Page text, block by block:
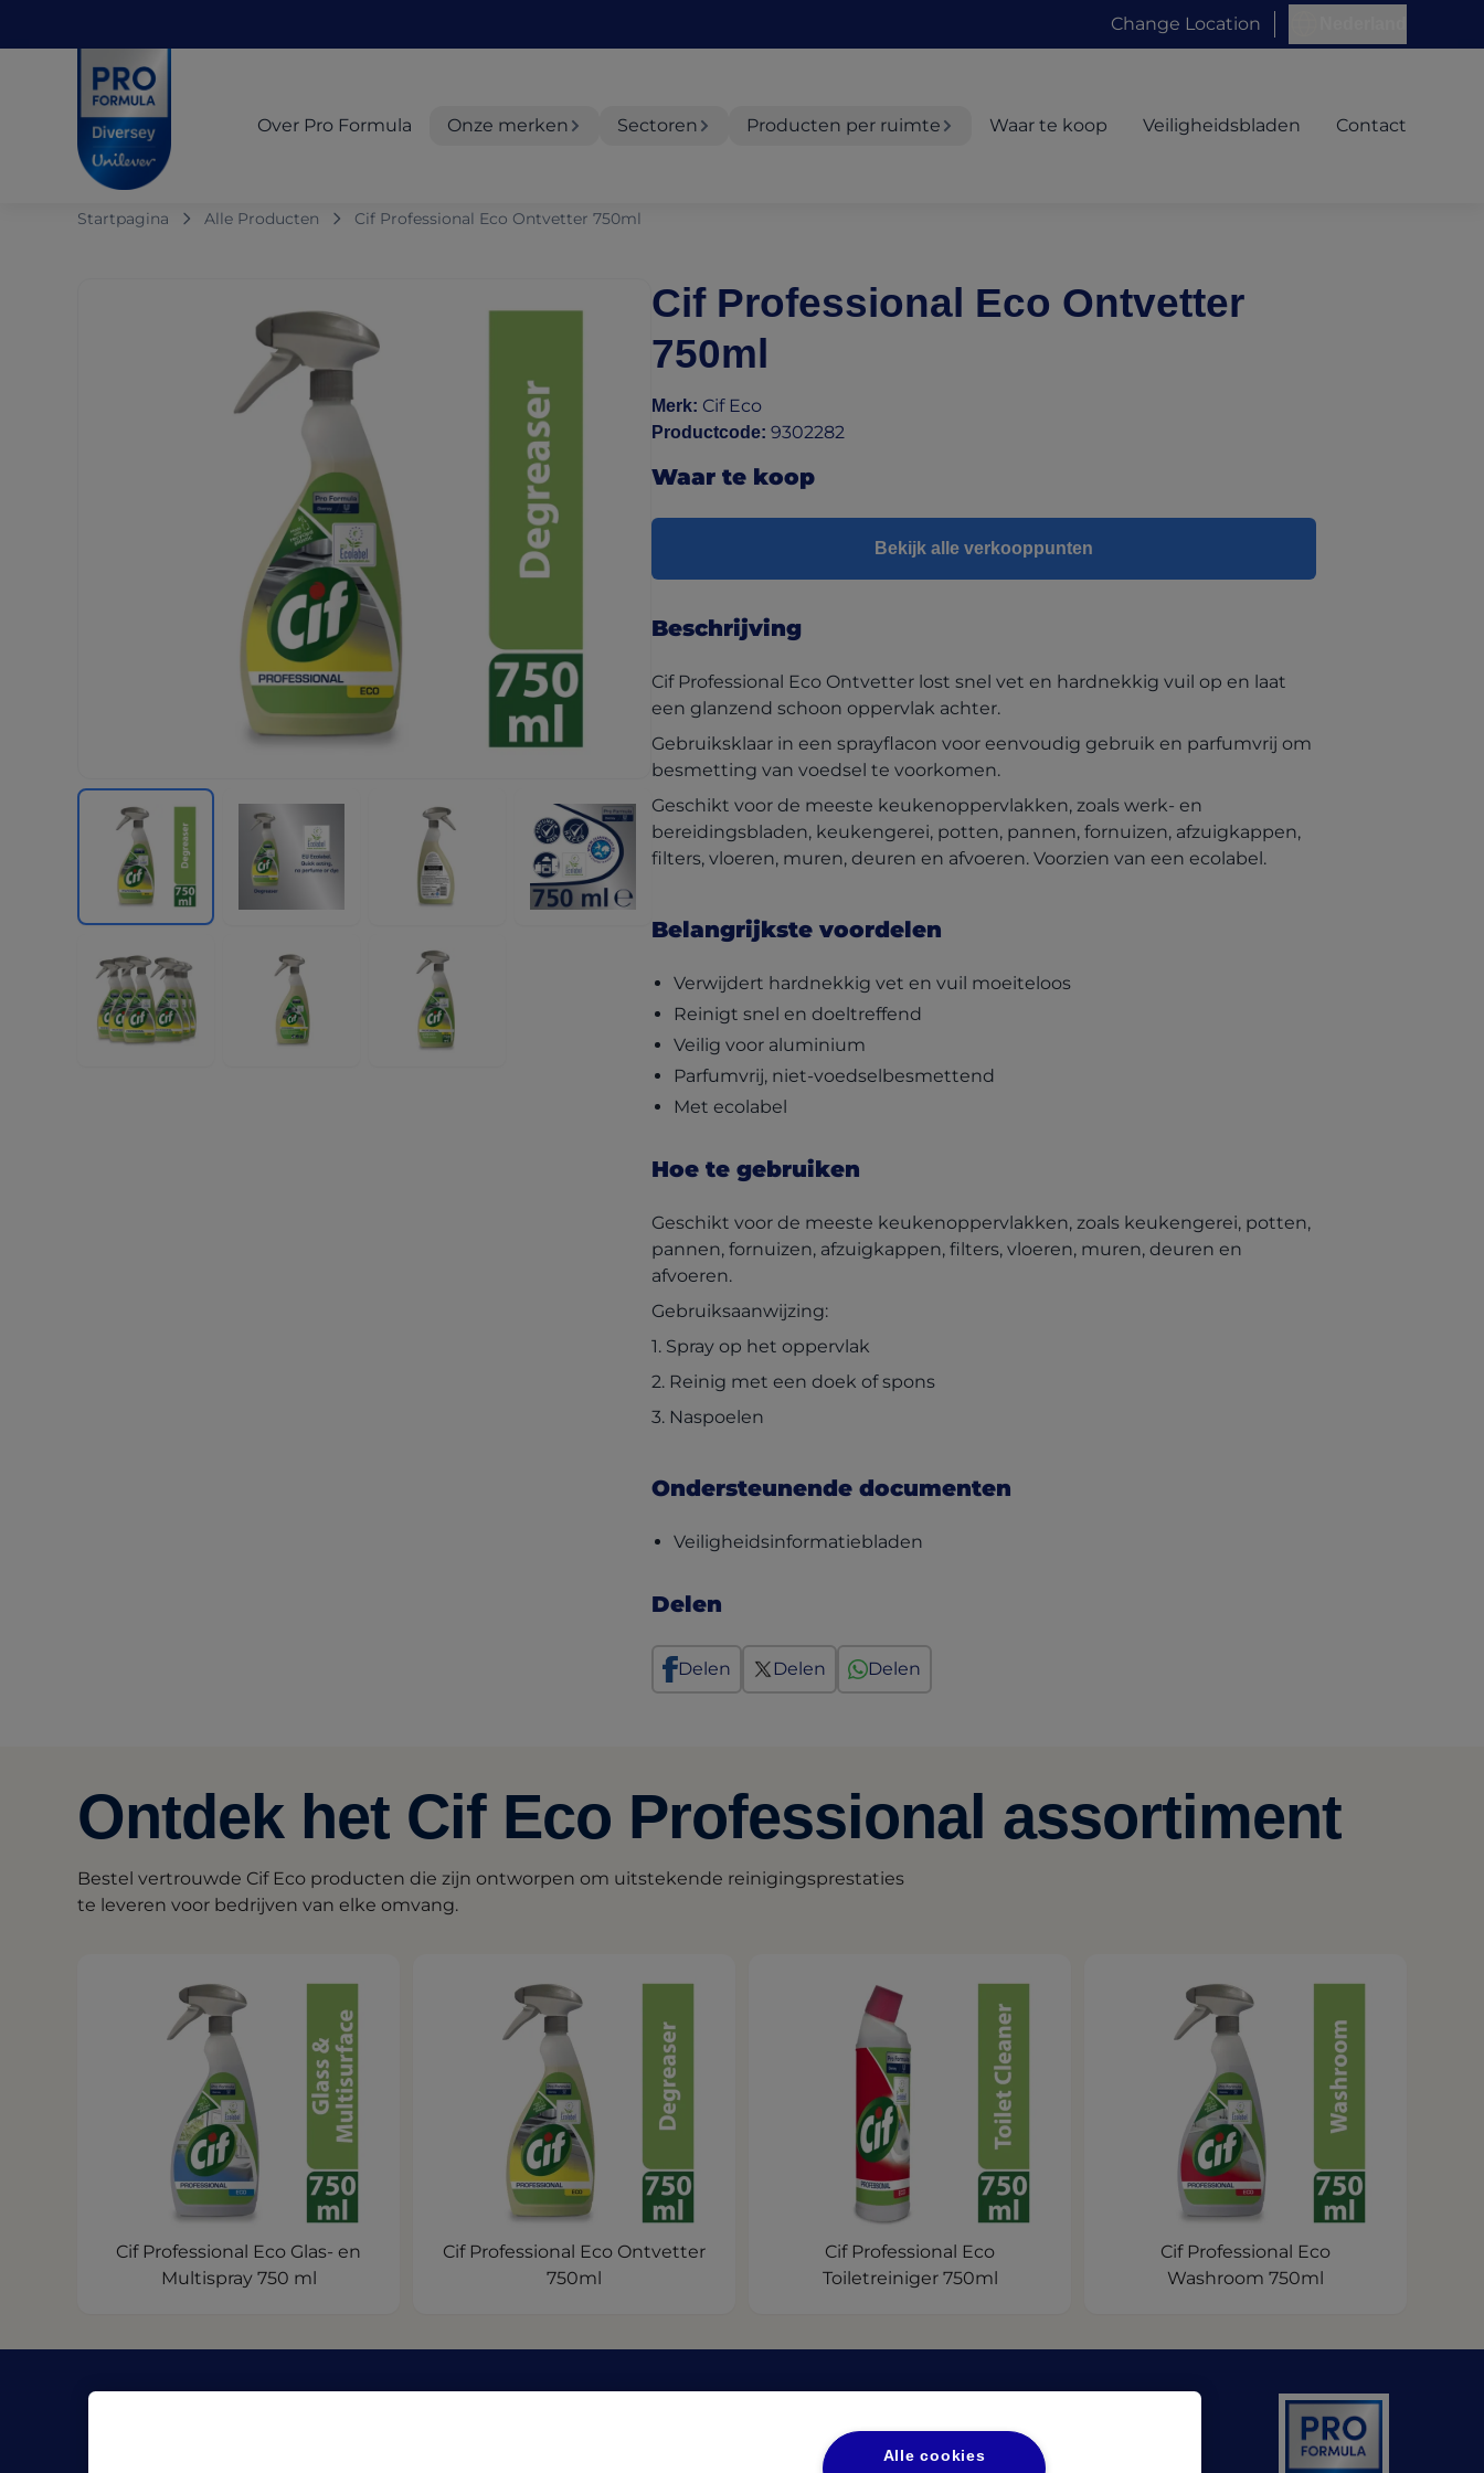
Change Location
Over Pro Formula Onze merken Sectoren Producten per ruimte Waar te koop Veiligheidsbladen Contact
Startpagina Alle Producten Cif Professional Eco Ontvetter 750ml
Cif Professional Eco Ontvetter
750ml
Merk: Cif Eco
Productcode: 9302282
Waar te koop
Bekijk alle verkooppunten
Beschrijving
Cif Professional Eco Ontvetter lost snel vet en hardnekkig vuil op en laat
een glanzend schoon oppervlak achter.
Gebruiksklaar in een sprayflacon voor eenvoudig gebruik en parfumvrij om
besmetting van voedsel te voorkomen.
Geschikt voor de meeste keukenoppervlakken, zoals werk- en
bereidingsbladen, keukengerei, potten, pannen, fornuizen, afzuigkappen,
filters, vloeren, muren, deuren en afvoeren. Voorzien van een ecolabel.
Belangrijkste voordelen
Verwijdert hardnekkig vet en vuil moeiteloos
Reinigt snel en doeltreffend
Veilig voor aluminium
Parfumvrij, niet-voedselbesmettend
Met ecolabel
Hoe te gebruiken
Geschikt voor de meeste keukenoppervlakken, zoals keukengerei, potten,
pannen, fornuizen, afzuigkappen, filters, vloeren, muren, deuren en
afvoeren.
Gebruiksaanwijzing:
1. Spray op het oppervlak
2. Reinig met een doek of spons
3. Naspoelen
Ondersteunende documenten
Veiligheidsinformatiebladen
Delen
Delen Delen Delen
Ontdek het Cif Eco Professional assortiment
Bestel vertrouwde Cif Eco producten die zijn ontworpen om uitstekende reinigingsprestaties
te leveren voor bedrijven van elke omvang.
Cif Professional Eco Glas- en
Multispray 750 ml
Cif Professional Eco Ontvetter
750ml
Cif Professional Eco
Toiletreiniger 750ml
Cif Professional Eco
Washroom 750ml
Privacybeleid UL
(opens in a new tab)
Alle cookies